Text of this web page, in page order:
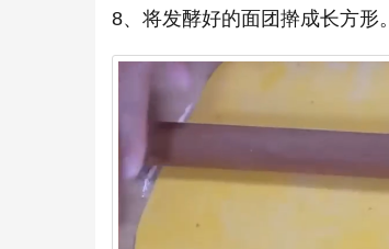
8、将发酵好的面团擀成长方形。